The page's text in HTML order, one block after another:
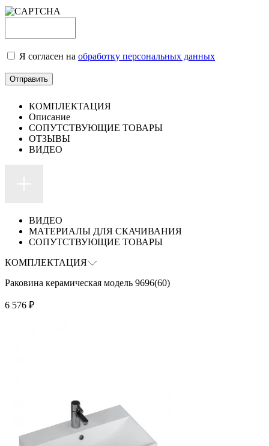
Я согласен на обработку персональных данных
КОМПЛЕКТАЦИЯ
Описание
СОПУТСТВУЮЩИЕ ТОВАРЫ
ОТЗЫВЫ
ВИДЕО
ВИДЕО
МАТЕРИАЛЫ ДЛЯ СКАЧИВАНИЯ
СОПУТСТВУЮЩИЕ ТОВАРЫ
КОМПЛЕКТАЦИЯ
Раковина керамическая модель 9696(60)
6 576 ₽